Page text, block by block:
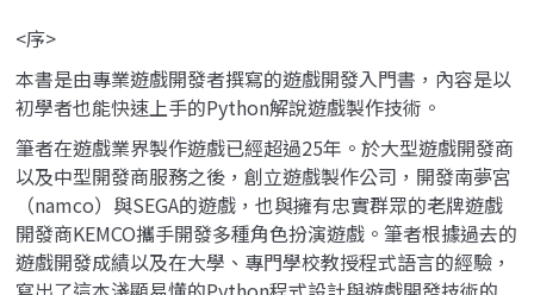
<序>
本書是由專業遊戲開發者撰寫的遊戲開發入門書，內容是以
初學者也能快速上手的Python解說遊戲製作技術。
筆者在遊戲業界製作遊戲已經超過25年。於大型遊戲開發商
以及中型開發商服務之後，創立遊戲製作公司，開發南夢宮
（namco）與SEGA的遊戲，也與擁有忠實群眾的老牌遊戲
開發商KEMCO攜手開發多種角色扮演遊戲。筆者根據過去的
遊戲開發成績以及在大學、專門學校教授程式語言的經驗，